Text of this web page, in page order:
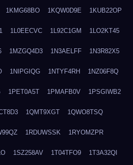
1KMG68BO 1KQW0D9E 1KUB22OP
1L0EECVC 1L92C1GM 1LO2KT45
1MZGQ4D3 1N3AELFF 1N3R82X5
1NIPGIQG 1NTYF4RH 1NZ06F8Q
1PET0A5T 1PMAFB0V 1PSGIWB2
1QMT9XGT 1QWO8TSQ
1RDUWSSK 1RYOMZPR
1SZ258AV 1T04TFO9 1T3A32QI